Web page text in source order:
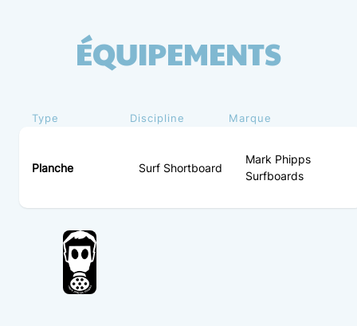
ÉQUIPEMENTS
Type Discipline Marque
Planche Surf Shortboard
Mark Phipps
Surfboards